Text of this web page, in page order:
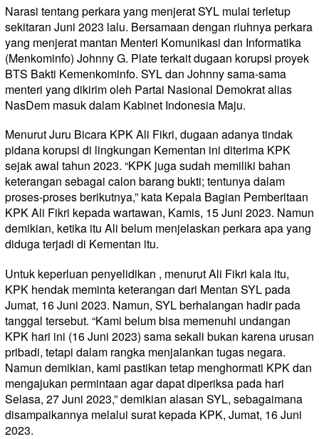
Narasi tentang perkara yang menjerat SYL mulai terletup
sekitaran Juni 2023 lalu. Bersamaan dengan riuhnya perkara
yang menjerat mantan Menteri Komunikasi dan Informatika
(Menkominfo) Johnny G. Plate terkait dugaan korupsi proyek
BTS Bakti Kemenkominfo. SYL dan Johnny sama-sama
menteri yang dikirim oleh Partai Nasional Demokrat alias
NasDem masuk dalam Kabinet Indonesia Maju.
Menurut Juru Bicara KPK Ali Fikri, dugaan adanya tindak
pidana korupsi di lingkungan Kementan ini diterima KPK
sejak awal tahun 2023. “KPK juga sudah memiliki bahan
keterangan sebagai calon barang bukti; tentunya dalam
proses-proses berikutnya,” kata Kepala Bagian Pemberitaan
KPK Ali Fikri kepada wartawan, Kamis, 15 Juni 2023. Namun
demikian, ketika itu Ali belum menjelaskan perkara apa yang
diduga terjadi di Kementan itu.
Untuk keperluan penyelidikan , menurut Ali Fikri kala itu,
KPK hendak meminta keterangan dari Mentan SYL pada
Jumat, 16 Juni 2023. Namun, SYL berhalangan hadir pada
tanggal tersebut. “Kami belum bisa memenuhi undangan
KPK hari ini (16 Juni 2023) sama sekali bukan karena urusan
pribadi, tetapi dalam rangka menjalankan tugas negara.
Namun demikian, kami pastikan tetap menghormati KPK dan
mengajukan permintaan agar dapat diperiksa pada hari
Selasa, 27 Juni 2023,” demikian alasan SYL, sebagaimana
disampaikannya melalui surat kepada KPK, Jumat, 16 Juni
2023.